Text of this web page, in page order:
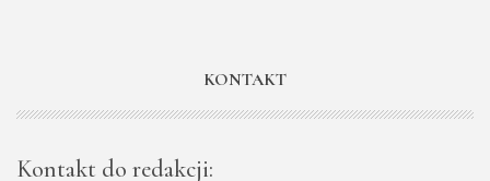
KONTAKT
Kontakt do redakcji: